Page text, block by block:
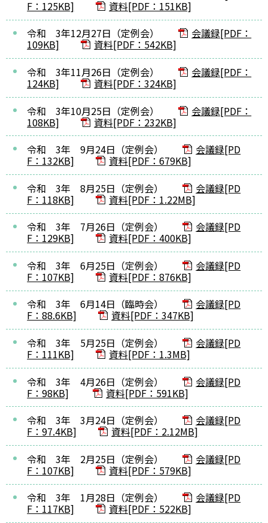
F：125KB]
資料[PDF：151KB]
令和 3年12月27日（定例会）
会議録[PDF：
109KB]
資料[PDF：542KB]
令和 3年11月26日（定例会）
会議録[PDF：
124KB]
資料[PDF：324KB]
令和 3年10月25日（定例会）
会議録[PDF：
108KB]
資料[PDF：232KB]
令和 3年 9月24日（定例会）
会議録[PD
F：132KB]
資料[PDF：679KB]
令和 3年 8月25日（定例会）
会議録[PD
F：118KB]
資料[PDF：1.22MB]
令和 3年 7月26日（定例会）
会議録[PD
F：129KB]
資料[PDF：400KB]
令和 3年 6月25日（定例会）
会議録[PD
F：107KB]
資料[PDF：876KB]
令和 3年 6月14日（臨時会）
会議録[PD
F：88.6KB]
資料[PDF：347KB]
令和 3年 5月25日（定例会）
会議録[PD
F：111KB]
資料[PDF：1.3MB]
令和 3年 4月26日（定例会）
会議録[PD
F：98KB]
資料[PDF：591KB]
令和 3年 3月24日（定例会）
会議録[PD
F：97.4KB]
資料[PDF：2.12MB]
令和 3年 2月25日（定例会）
会議録[PD
F：107KB]
資料[PDF：579KB]
令和 3年 1月28日（定例会）
会議録[PD
F：117KB]
資料[PDF：522KB]